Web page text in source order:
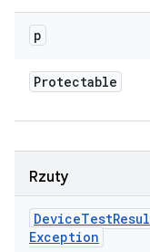
p
Protectable
Rzuty
DeviceTest
Exception